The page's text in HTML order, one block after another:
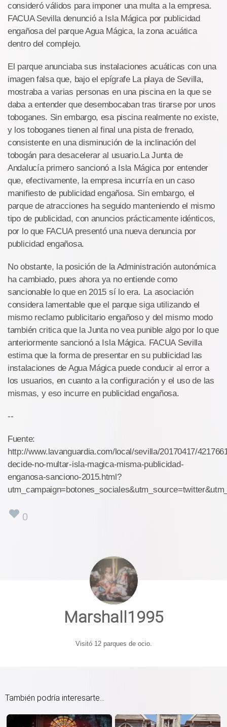
consideró válidos para imponer una multa a la empresa.
FACUA Sevilla denunció a Isla Mágica por publicidad
engañosa del parque Agua Mágica, la zona acuática
dentro del complejo.
El parque anunciaba sus instalaciones acuáticas con una
imagen falsa que, bajo el epígrafe La playa de Sevilla,
mostraba a varias personas en una piscina en la que se
daba a entender que desembocaban tras tirarse por unos
toboganes. Sin embargo, esa piscina realmente no existe,
y los toboganes tienen al final una pista de frenado,
consistente en una disminución de la inclinación del
tobogán para desacelerar al usuario.La Junta de
Andalucía primero sancionó a Isla Mágica por entender
que, efectivamente, la empresa incurría en un caso
manifiesto de publicidad engañosa. Sin embargo, el
parque de atracciones ha seguido manteniendo el mismo
tipo de publicidad, con anuncios prácticamente idénticos,
por lo que FACUA presentó una nueva denuncia por
publicidad engañosa.
No obstante, la posición de la Administración autonómica
ha cambiado, pues ahora ya no entiende como
sancionable lo que en 2015 sí lo era. La asociación
considera lamentable que el parque siga utilizando el
mismo reclamo publicitario engañoso y del mismo modo
también critica que la Junta no vea punible algo por lo que
anteriormente sancionó a Isla Mágica. FACUA Sevilla
estima que la forma de presentar en su publicidad las
instalaciones de Agua Mágica puede conducir al error a
los usuarios, en cuanto a la configuración y el uso de las
mismas, y eso incurre en publicidad engañosa.
--
Fuente:
http://www.lavanguardia.com/local/sevilla/20170417/
decide-no-multar-isla-magica-misma-publicidad-
enganosa-sanciono-2015.html?
0
Marshall1995
Visitó 12 parques de ocio.
También podría interesarte...